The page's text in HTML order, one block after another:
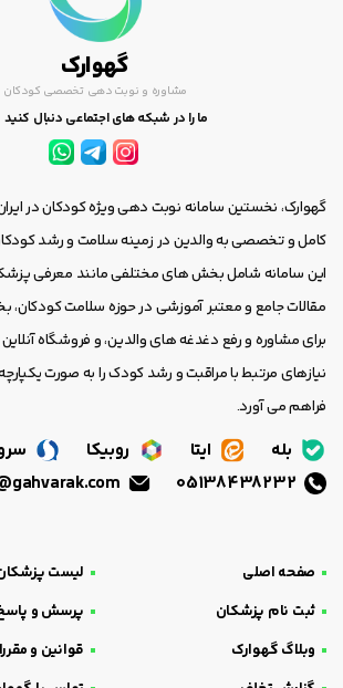
گهوارک
مشاوره و نوبت دهی تخصصی کودکان
ما را در شبکه های اجتماعی دنبال کنید
گهوارک، نخستین سامانه نوبت دهی ویژه کودکان در
کامل و تخصصی به والدین در زمینه سلامت و رشد
این سامانه شامل بخش های مختلفی مانند معرفی
مقالات جامع و معتبر آموزشی در حوزه سلامت
برای مشاوره و رفع دغدغه های والدین، و فروشگاه
نیازهای مرتبط با مراقبت و رشد کودک را به صورت
فراهم می آورد.
بله ایتا روبیکا
صفحه اصلی
لیست
ثبت نام پزشکان
پرسش و
وبلاگ گهوارک
قوانین و